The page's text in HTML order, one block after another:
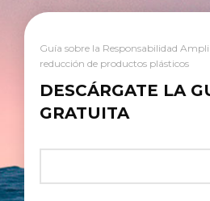
Guía sobre la Responsabilidad
reducción de productos plásticos
DESCÁRGATE LA
GRATUITA